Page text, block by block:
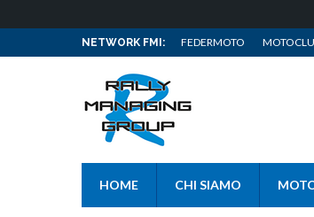
NETWORK FMI: FEDERMOTO
HOME CHI SIAMO